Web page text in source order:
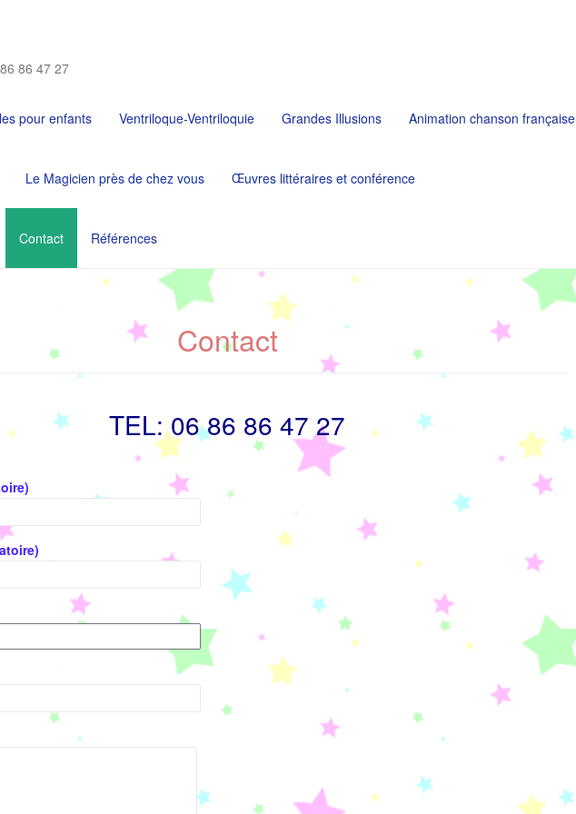
86 47 27
pour enfants Ventriloque-Ventriloquie Grandes Illusions Animation chanson française
Le Magicien près de chez vous Œuvres littéraires et conférence
Contact Références
Contact
TEL: 06 86 86 47 27